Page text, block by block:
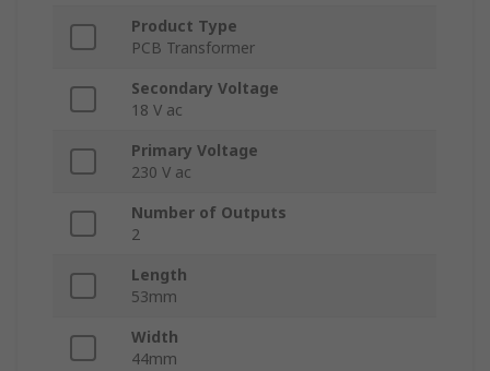
Product Type
PCB Transformer
Secondary Voltage
18 V ac
Primary Voltage
230 V ac
Number of Outputs
2
Length
53mm
Width
44mm